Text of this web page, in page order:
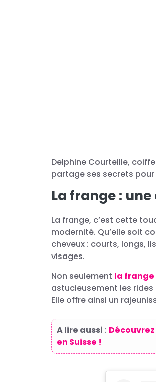
Delphine Courteille,
partage ses secrets
La frange :
La frange, c’est cette
modernité. Qu’elle soit
cheveux : courts, longs,
visages.
Non seulement la frange
astucieusement les
Elle offre ainsi un
A lire aussi :
en Suisse !